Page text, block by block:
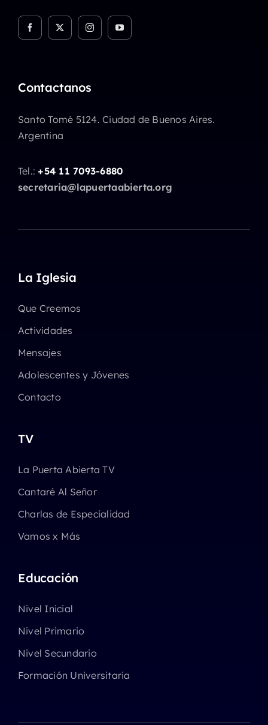
Contactanos
Santo Tomé 5124. Ciudad de Buenos Aires.
Argentina
Tel.:+54 11 7093-6880
secretaria@lapuertaabierta.org
La Iglesia
Que Creemos
Actividades
Mensajes
Adolescentes y Jóvenes
Contacto
TV
La Puerta Abierta TV
Cantaré Al Señor
Charlas de Especialidad
Vamos x Más
Educación
Nivel Inicial
Nivel Primario
Nivel Secundario
Formación Universitaria